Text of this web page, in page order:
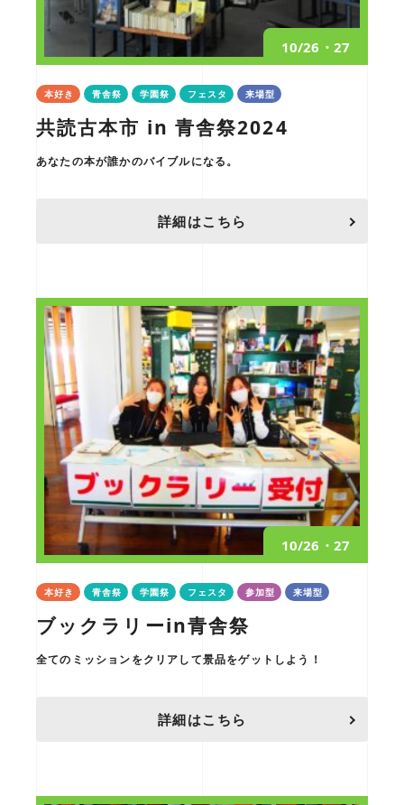
10/26・27
本好き 青舎祭 学園祭 フェスタ 来場型
共読古本市 in 青舎祭2024
あなたの本が誰かのバイブルになる。
詳細はこちら
10/26・27
本好き 青舎祭 学園祭 フェスタ 参加型 来場型
ブックラリーin青舎祭
全てのミッションをクリアして景品をゲットしよう！
詳細はこちら